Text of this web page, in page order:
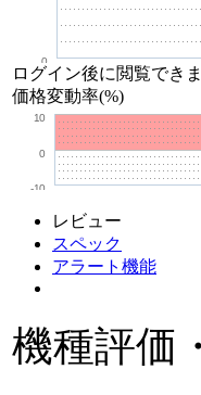
0
ログイン後に閲覧でき
価格変動率(%)
-10
0
10
レビュー
スペック
アラート機能
機種評価